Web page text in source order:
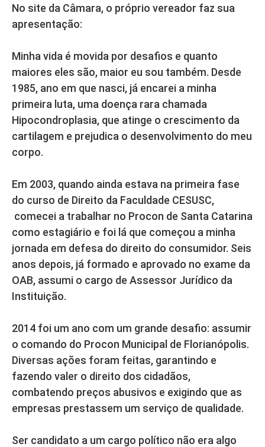
No site da Câmara, o próprio vereador faz sua
apresentação:
Minha vida é movida por desafios e quanto
maiores eles são, maior eu sou também. Desde
1985, ano em que nasci, já encarei a minha
primeira luta, uma doença rara chamada
Hipocondroplasia, que atinge o crescimento da
cartilagem e prejudica o desenvolvimento do meu
corpo.
Em 2003, quando ainda estava na primeira fase
do curso de Direito da Faculdade CESUSC,
comecei a trabalhar no Procon de Santa Catarina
como estagiário e foi lá que começou a minha
jornada em defesa do direito do consumidor. Seis
anos depois, já formado e aprovado no exame da
OAB, assumi o cargo de Assessor Jurídico da
Instituição.
2014 foi um ano com um grande desafio: assumir
o comando do Procon Municipal de Florianópolis.
Diversas ações foram feitas, garantindo e
fazendo valer o direito dos cidadãos,
combatendo preços abusivos e exigindo que as
empresas prestassem um serviço de qualidade.
Ser candidato a um cargo político não era algo